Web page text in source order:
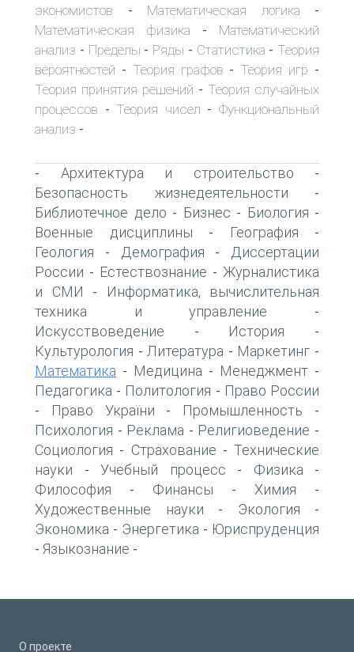
экономистов - Математическая логика -
Математическая физика - Математический
анализ - Пределы - Ряды - Статистика - Теория
вероятностей - Теория графов - Теория игр -
Теория принятия решений - Теория случайных
процессов - Теория чисел -Функциональный
анализ -
- Архитектура и строительство -
Безопасность жизнедеятельности -
Библиотечное дело - Бизнес - Биология -
Военные дисциплины - География -
Геология - Демография - Диссертации
России - Естествознание - Журналистика
и СМИ -
Информатика, вычислительная
техника и управление -
Искусствоведение - История -
Культурология -Литература - Маркетинг -
Математика - Медицина - Менеджмент -
Педагогика - Политология - Право России
- Право України - Промышленность -
Психология - Реклама - Религиоведение -
Социология - Страхование - Технические
науки - Учебный процесс - Физика -
Философия - Финансы - Химия -
Художественные науки - Экология -
Экономика - Энергетика - Юриспруденция
- Языкознание -
О проекте